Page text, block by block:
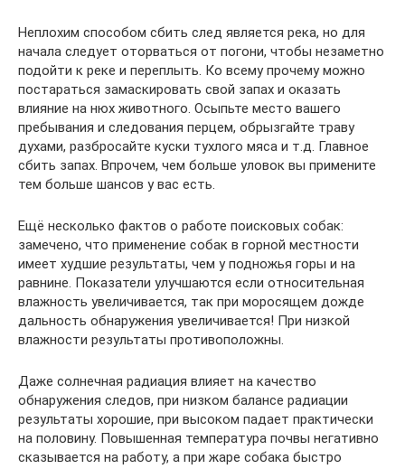
Неплохим способом сбить след является река, но для
начала следует оторваться от погони, чтобы незаметно
подойти к реке и переплыть. Ко всему прочему можно
постараться замаскировать свой запах и оказать
влияние на нюх животного. Осыпьте место вашего
пребывания и следования перцем, обрызгайте траву
духами, разбросайте куски тухлого мяса и т.д. Главное
сбить запах. Впрочем, чем больше уловок вы примените
тем больше шансов у вас есть.
Ещё несколько фактов о работе поисковых собак:
замечено, что применение собак в горной местности
имеет худшие результаты, чем у подножья горы и на
равнине. Показатели улучшаются если относительная
влажность увеличивается, так при моросящем дожде
дальность обнаружения увеличивается! При низкой
влажности результаты противоположны.
Даже солнечная радиация влияет на качество
обнаружения следов, при низком балансе радиации
результаты хорошие, при высоком падает практически
на половину. Повышенная температура почвы негативно
сказывается на работу, а при жаре собака быстро